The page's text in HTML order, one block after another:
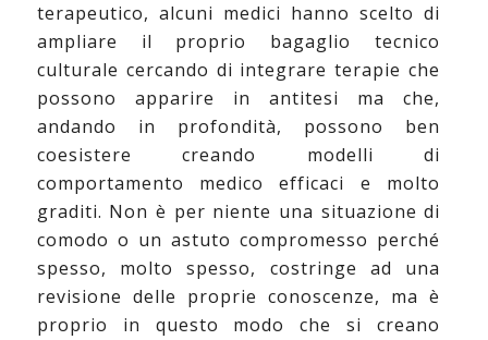
terapeutico, alcuni medici hanno scelto di
ampliare il proprio bagaglio tecnico
culturale cercando di integrare terapie che
possono apparire in antitesi ma che,
andando in profondità, possono ben
coesistere creando modelli di
comportamento medico efficaci e molto
graditi. Non è per niente una situazione di
comodo o un astuto compromesso perché
spesso, molto spesso, costringe ad una
revisione delle proprie conoscenze, ma è
proprio in questo modo che si creano